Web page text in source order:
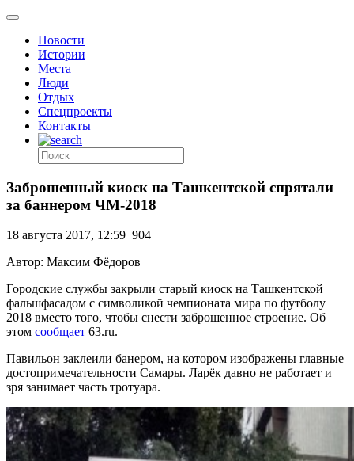
Новости
Истории
Места
Люди
Отдых
Спецпроекты
Контакты
Заброшенный киоск на Ташкентской спрятали
за баннером ЧМ-2018
18 августа 2017, 12:59 904
Автор: Максим Фёдоров
Городские службы закрыли старый киоск на Ташкентской
фальшфасадом с символикой чемпионата мира по футболу
2018 вместо того, чтобы снести заброшенное строение. Об
этом сообщает 63.ru.
Павильон заклеили банером, на котором изображены главные
достопримечательности Самары. Ларёк давно не работает и
зря занимает часть тротуара.